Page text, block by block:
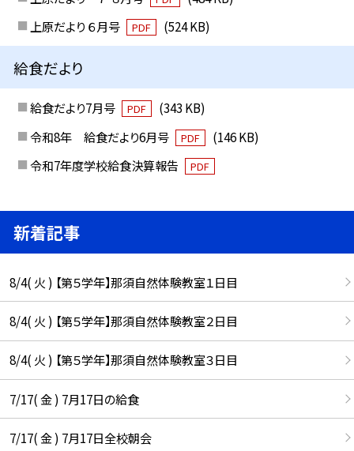
上原だより ６月号
PDF (524 KB)
給食だより
給食だより7月号 PDF
(343 KB)
令和8年 給食だより6月号
PDF
(146 KB)
令和7年度学校給食決算報告
PDF
新着記事
8/4( 火 ) 【第５学年】那須自然体験教室１日目
8/4( 火 ) 【第５学年】那須自然体験教室２日目
8/4( 火 ) 【第５学年】那須自然体験教室３日目
7/17( 金 ) 7月17日の給食
7/17( 金 ) 7月17日全校朝会